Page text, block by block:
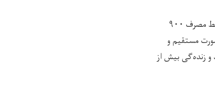
وزیر اقتصاد در مورد مدیریت و انسجام فعالیت‌های موسسات غیر‌دولتی گفت که این موسسات با اوسط مصرف ۹۰۰
شهروند کشور به صورت مستقیم و
اشتغال پیدا کرده‌اند و زنده‌گی بیش از